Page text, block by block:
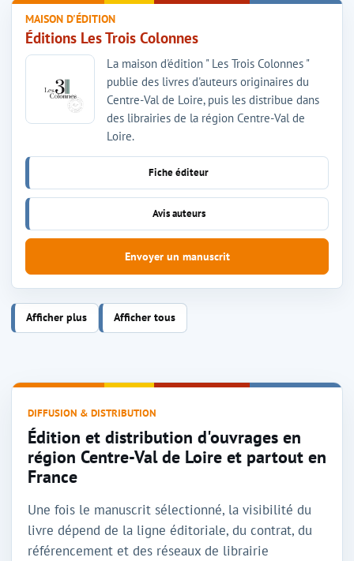
MAISON D'ÉDITION
Éditions Les Trois Colonnes
La maison d'édition " Les Trois Colonnes "
publie des livres d'auteurs originaires du
Centre-Val de Loire, puis les distribue dans
des librairies de la région Centre-Val de
Loire.
Fiche éditeur
Avis auteurs
Envoyer un manuscrit
Afficher plus Afficher tous
DIFFUSION & DISTRIBUTION
Édition et distribution d'ouvrages en
région Centre-Val de Loire et partout en
France
Une fois le manuscrit sélectionné, la visibilité du
livre dépend de la ligne éditoriale, du contrat, du
référencement et des réseaux de librairie